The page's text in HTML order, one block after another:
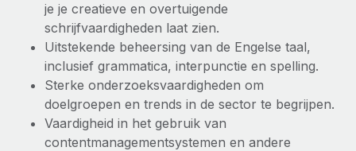
je je creatieve en overtuigende
schrijfvaardigheden laat zien.
Uitstekende beheersing van de Engelse taal,
inclusief grammatica, interpunctie en spelling.
Sterke onderzoeksvaardigheden om
doelgroepen en trends in de sector te begrijpen.
Vaardigheid in het gebruik van
contentmanagementsystemen en andere